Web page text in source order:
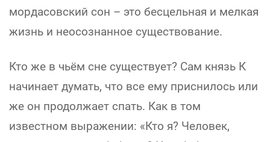
мордасовский сон – это бесцельная и мелкая
жизнь и неосознанное существование.
Кто же в чьём сне существует? Сам князь К
начинает думать, что все ему приснилось или
же он продолжает спать. Как в том
известном выражении: «Кто я? Человек,